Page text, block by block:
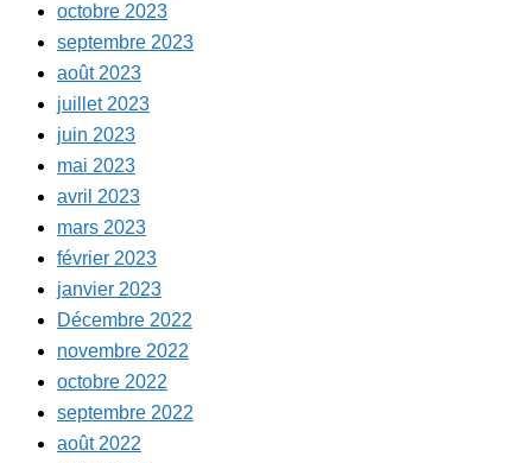
octobre 2023
septembre 2023
août 2023
juillet 2023
juin 2023
mai 2023
avril 2023
mars 2023
février 2023
janvier 2023
Décembre 2022
novembre 2022
octobre 2022
septembre 2022
août 2022